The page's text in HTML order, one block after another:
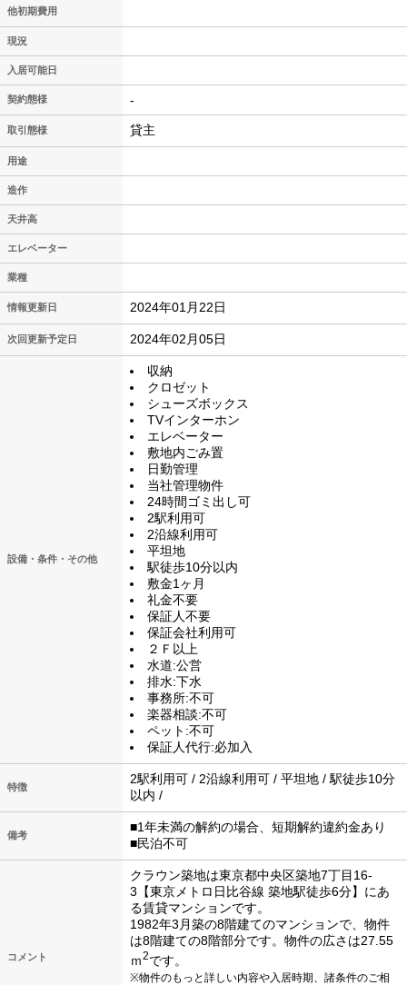
他初期費用
現況
入居可能日
契約態様 -
取引態様 貸主
用途
造作
天井高
エレベーター
業種
情報更新日 2024年01月22日
次回更新予定日 2024年02月05日
設備・条件・その他
収納
クロゼット
シューズボックス
TVインターホン
エレベーター
敷地内ごみ置
日勤管理
当社管理物件
24時間ゴミ出し可
2駅利用可
2沿線利用可
平坦地
駅徒歩10分以内
敷金1ヶ月
礼金不要
保証人不要
保証会社利用可
２Ｆ以上
水道:公営
排水:下水
事務所:不可
楽器相談:不可
ペット:不可
保証人代行:必加入
特徴
2駅利用可 / 2沿線利用可 / 平坦地 / 駅徒歩10分
以内 /
備考
■1年未満の解約の場合、短期解約違約金あり
■民泊不可
コメント
クラウン築地は東京都中央区築地7丁目16-
3【東京メトロ日比谷線 築地駅徒歩6分】にあ
る賃貸マンションです。
1982年3月築の8階建てのマンションで、物件
は8階建ての8階部分です。物件の広さは27.55
ｍ2です。
※物件のもっと詳しい内容や入居時期、諸条件のご相